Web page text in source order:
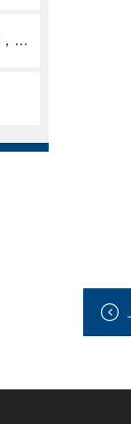
贝克曼流式细胞仪荧光微球优点多，实用效果好